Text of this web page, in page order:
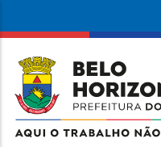
conteúdo
principal
da
Prefeitura
de